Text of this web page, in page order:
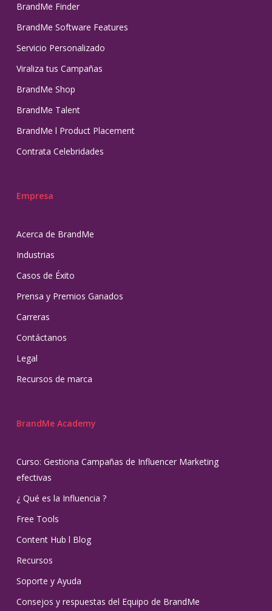
BrandMe Finder
BrandMe Software Features
Servicio Personalizado
Viraliza tus Campañas
BrandMe Shop
BrandMe Talent
BrandMe l Product Placement
Contrata Celebridades
Empresa
Acerca de BrandMe
Industrias
Casos de Éxito
Prensa y Premios Ganados
Carreras
Contáctanos
Legal
Recursos de marca
BrandMe Academy
Curso: Gestiona Campañas de Influencer Marketing
efectivas
¿ Qué es la Influencia ?
Free Tools
Content Hub l Blog
Recursos
Soporte y Ayuda
Consejos y respuestas del Equipo de BrandMe